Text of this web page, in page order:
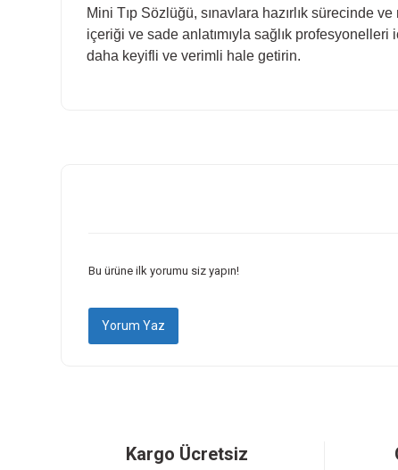
Mini Tıp Sözlüğü, sınavlara hazırlık sürecinde
içeriği ve sade anlatımıyla sağlık
daha keyifli ve verimli hale getirin.
Bu ürüne benzer farklı alternatifler olmalı.
Bu ürüne ilk yorumu siz yapın!
Yorum Yaz
Kargo Ücretsiz